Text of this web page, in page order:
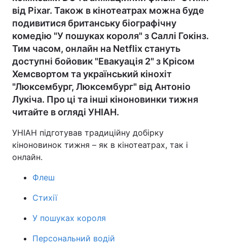
Головна
Україна
Економіка
від Pixar. Також в кінотеатрах можна буде
подивитися британську біографічну
комедію "У пошуках короля" з Саллі Гокінз.
Тим часом, онлайн на Netflix стануть
доступні бойовик "Евакуація 2" з Крісом
Хемсвортом та український кінохіт
"Люксембург, Люксембург" від Антоніо
Лукіча. Про ці та інші кіноновинки тижня
читайте в огляді УНІАН.
УНІАН підготував традиційну добірку
кіноновинок тижня – як в кінотеатрах, так і
онлайн.
Флеш
Стихії
У пошуках короля
Персональний водій